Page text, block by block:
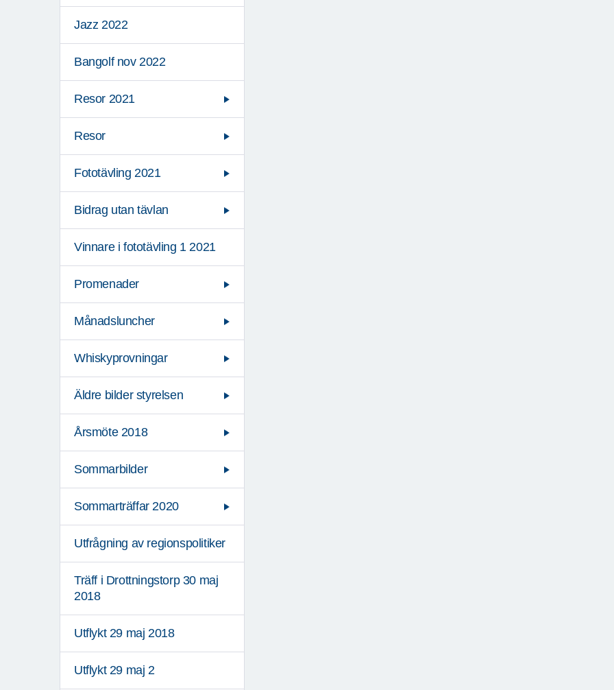
Jazz 2022
Bangolf nov 2022
Resor 2021
Resor
Fototävling 2021
Bidrag utan tävlan
Vinnare i fototävling 1 2021
Promenader
Månadsluncher
Whiskyprovningar
Äldre bilder styrelsen
Årsmöte 2018
Sommarbilder
Sommarträffar 2020
Utfrågning av regionspolitiker
Träff i Drottningstorp 30 maj
2018
Utflykt 29 maj 2018
Utflykt 29 maj 2